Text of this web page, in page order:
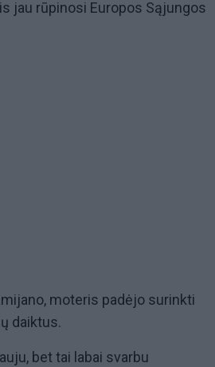
jau rūpinosi Europos Sąjungos
moteris padėjo surinkti
daiktus.
bet tai labai svarbu